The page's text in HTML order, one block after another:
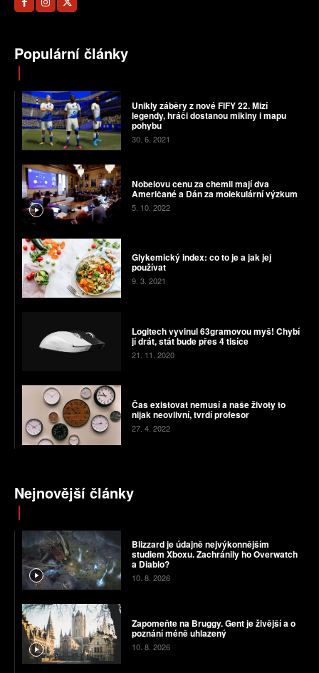
Populární články
Unikly záběry z nové FIFY 22. Mizí
legendy, hráči dostanou mikiny i mapu
pohybu
30. 6. 2021
Nobelovu cenu za chemii mají dva
Američané a Dán za molekulární výzkum
5. 10. 2022
Glykemický index: co to je a jak jej
používat
9. 3. 2021
Logitech vyvinul 63gramovou myš! Chybí
jí drát, stát bude přes 4 tisíce
21. 11. 2020
Čas existovat nemusí a naše životy to
nijak neovlivní, tvrdí profesor
27. 4. 2022
Nejnovější články
Blizzard je údajně nejvýkonnějším
studiem Xboxu. Zachránily ho Overwatch
a Diablo?
10. 8. 2026
Zapomeňte na Bruggy. Gent je živější a o
poznání méně uhlazený
10. 8. 2026